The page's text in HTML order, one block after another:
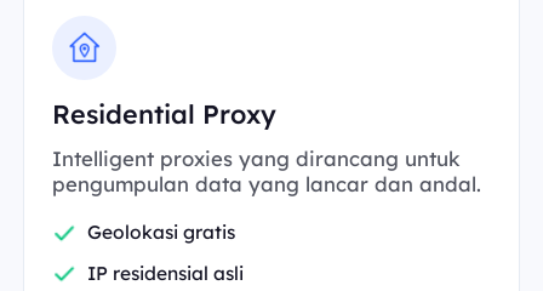
Residential Proxy
Intelligent proxies yang dirancang untuk
pengumpulan data yang lancar dan andal.
Geolokasi gratis
IP residensial asli